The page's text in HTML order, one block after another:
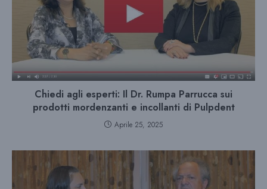
Chiedi agli esperti: Il Dr. Rumpa Parrucca sui
prodotti mordenzanti e incollanti di Pulpdent
Aprile 25, 2025